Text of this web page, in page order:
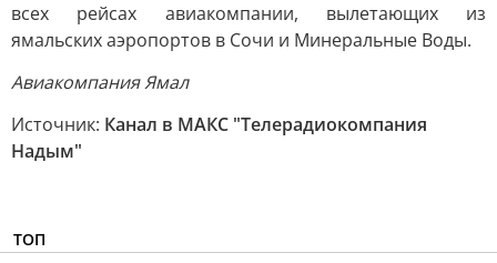
всех рейсах авиакомпании, вылетающих из
ямальских аэропортов в Сочи и Минеральные Воды.
Авиакомпания Ямал
Источник: Канал в МАКС "Телерадиокомпания
Надым"
ТОП